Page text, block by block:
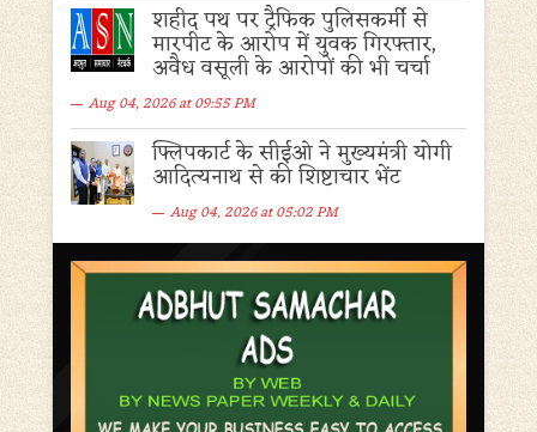
शहीद पथ पर ट्रैफिक पुलिसकर्मी से
मारपीट के आरोप में युवक गिरफ्तार,
अवैध वसूली के आरोपों की भी चर्चा
Aug 04, 2026 at 09:55 PM
फ्लिपकार्ट के सीईओ ने मुख्यमंत्री योगी
आदित्यनाथ से की शिष्टाचार भेंट
Aug 04, 2026 at 05:02 PM